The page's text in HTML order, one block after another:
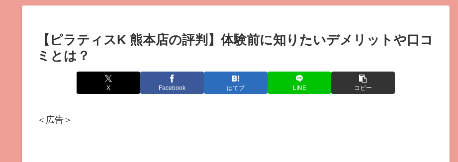
【ピラティスK 熊本店の評判】体験前に知りたいデメリットや口コ
ミとは？
X Facebook はてブ LINE コピー
＜広告＞